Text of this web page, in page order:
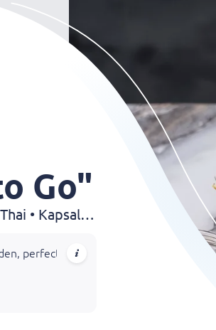
Go"
Snackbar • Hamburgers • Sandwiches • Halal • Thai • Kapsalon • Frikandel • Shoarma • Chinese • Snack • Drinks
perfect voor een snelle hap of een